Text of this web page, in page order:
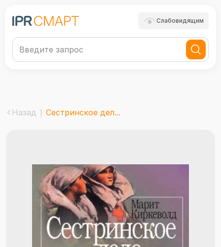
Слабовидящим
Назад Сестринское дел...